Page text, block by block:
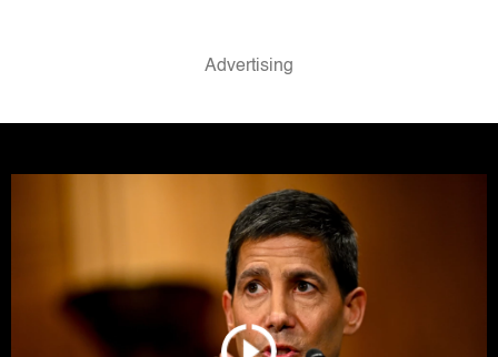
деталите“. Согласноста можете во кој било момент да